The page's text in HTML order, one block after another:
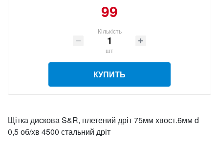
99
Кількість
шт
КУПИТЬ
Щітка дискова S&R, плетений дріт 75мм хвост.6мм d
0,5 об/хв 4500 стальний дріт